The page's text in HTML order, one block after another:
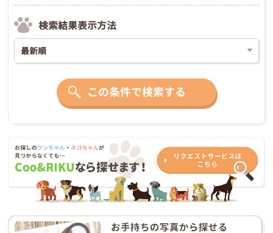
検索結果表示方法
この条件で検索する